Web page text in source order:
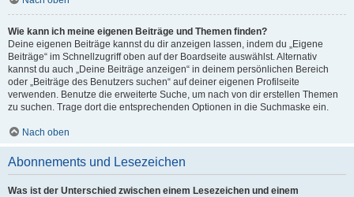
Wie kann ich meine eigenen Beiträge und Themen finden?
Deine eigenen Beiträge kannst du dir anzeigen lassen, indem du „Eigene
Beiträge“ im Schnellzugriff oben auf der Boardseite auswählst. Alternativ
kannst du auch „Deine Beiträge anzeigen“ in deinem persönlichen Bereich
oder „Beiträge des Benutzers suchen“ auf deiner eigenen Profilseite
verwenden. Benutze die erweiterte Suche, um nach von dir erstellen Themen
zu suchen. Trage dort die entsprechenden Optionen in die Suchmaske ein.
Nach oben
Abonnements und Lesezeichen
Was ist der Unterschied zwischen einem Lesezeichen und einem